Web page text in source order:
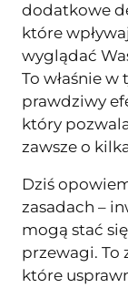
dodatkowe
które
wyglądać
To właśnie
prawdziwy
który
zawsze o
Dziś
zasadach –
mogą stać
przewagi. To
które